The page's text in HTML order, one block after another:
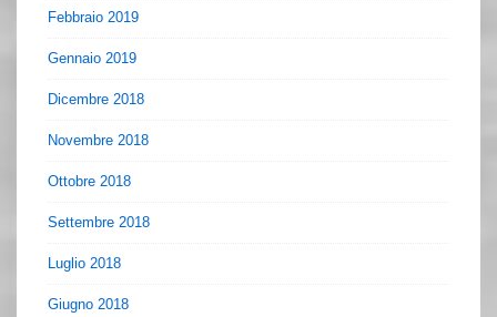
Febbraio 2019
Gennaio 2019
Dicembre 2018
Novembre 2018
Ottobre 2018
Settembre 2018
Luglio 2018
Giugno 2018